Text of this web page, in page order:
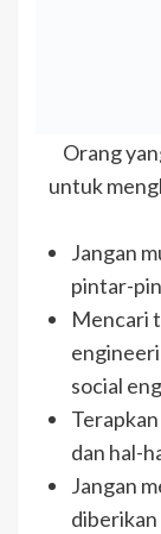
Orang
untuk
Jangan
pintar-
Mencari
social
dan hal-
Jangan
diberikan